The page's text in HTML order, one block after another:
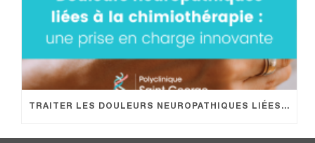
TRAITER LES DOULEURS NEUROPATHIQUES LIÉES À LA CHIMIOTHÉRAPIE EN HÔPITAL DE JOUR : UNE PRISE EN CHARGE INNOVANTE